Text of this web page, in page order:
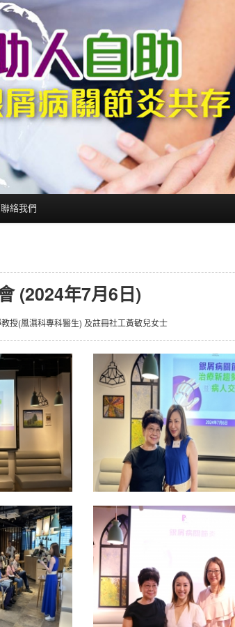
聯絡我們
(2024年7月6日)
授(風濕科專科醫生) 及註冊社工黃敏兒女士